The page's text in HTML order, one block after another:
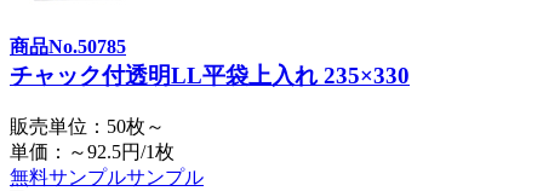
商品No.50785
チャック付透明LL平袋上入れ 235×330
販売単位：50枚～
単価：～92.5円/1枚
無料サンプルサンプル